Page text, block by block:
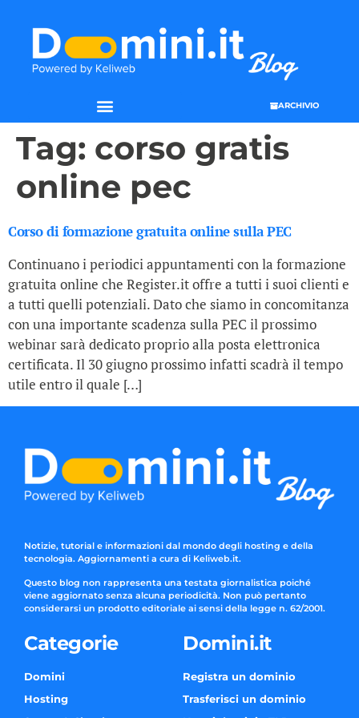
ARCHIVIO
Tag: corso gratis
online pec
Corso di formazione gratuita online sulla PEC
Continuano i periodici appuntamenti con la formazione
gratuita online che Register.it offre a tutti i suoi clienti e
a tutti quelli potenziali. Dato che siamo in concomitanza
con una importante scadenza sulla PEC il prossimo
webinar sarà dedicato proprio alla posta elettronica
certificata. Il 30 giugno prossimo infatti scadrà il tempo
utile entro il quale […]
Notizie, tutorial e informazioni dal mondo degli hosting e della
tecnologia. Aggiornamenti a cura di Keliweb.it.
Questo blog non rappresenta una testata giornalistica poiché
viene aggiornato senza alcuna periodicità. Non può pertanto
considerarsi un prodotto editoriale ai sensi della legge n. 62/2001.
Categorie
Domini
Hosting
Domini.it
Registra un dominio
Trasferisci un dominio